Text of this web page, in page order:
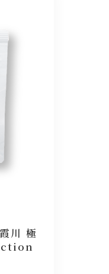
川 極